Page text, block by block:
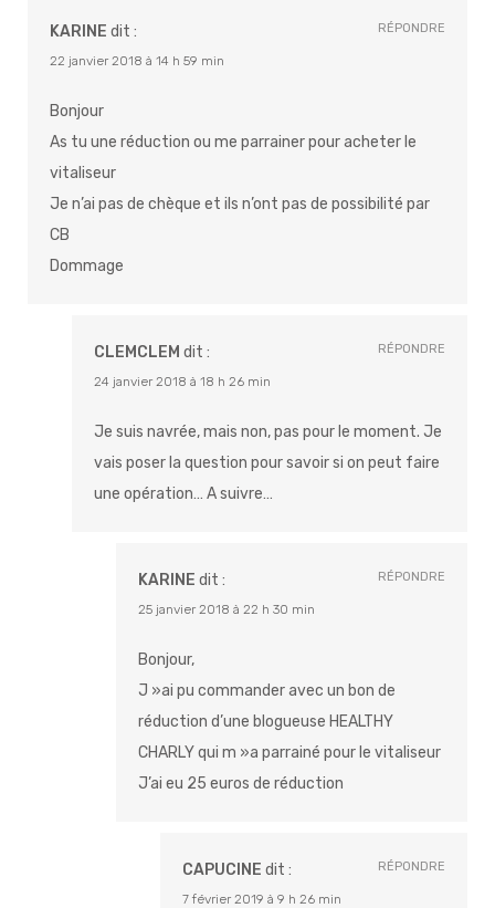
KARINE dit :
22 janvier 2018 à 14 h 59 min
Bonjour
As tu une réduction ou me parrainer pour acheter le
vitaliseur
Je n’ai pas de chèque et ils n’ont pas de possibilité par
CB
Dommage
RÉPONDRE
CLEMCLEM dit :
24 janvier 2018 à 18 h 26 min
Je suis navrée, mais non, pas pour le moment. Je
vais poser la question pour savoir si on peut faire
une opération… A suivre…
RÉPONDRE
KARINE dit :
25 janvier 2018 à 22 h 30 min
Bonjour,
J »ai pu commander avec un bon de
réduction d’une blogueuse HEALTHY
CHARLY qui m »a parrainé pour le vitaliseur
J’ai eu 25 euros de réduction
RÉPONDRE
CAPUCINE dit :
7 février 2019 à 9 h 26 min
RÉPONDRE